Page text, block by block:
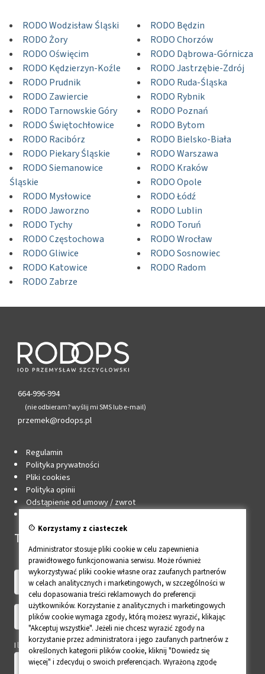
RODO Wodzisław Śląski
RODO Żory
RODO Oświęcim
RODO Kędzierzyn-Koźle
RODO Prudnik
RODO Zawiercie
RODO Tarnowskie Góry
RODO Świętochłowice
RODO Racibórz
RODO Piekary Śląskie
RODO Siemanowice
Śląskie
RODO Mysłowice
RODO Jaworzno
RODO Tychy
RODO Częstochowa
RODO Gliwice
RODO Katowice
RODO Zabrze
RODO Będzin
RODO Chorzów
RODO Dąbrowa-Górnicza
RODO Jastrzębie-Zdrój
RODO Ruda-Śląska
RODO Rybnik
RODO Poznań
RODO Bytom
RODO Bielsko-Biała
RODO Warszawa
RODO Kraków
RODO Opole
RODO Łódź
RODO Lublin
RODO Toruń
RODO Wrocław
RODO Sosnowiec
RODO Radom
664-996-994
(nie odbieram? wyślij mi SMS lub e-mail)
przemek@rodops.pl
Regulamin
Polityka prywatności
Pliki cookies
Polityka opinii
Odstąpienie od umowy / zwrot
Twoje konto
Ile to 2 + 4?
cookie Korzystamy z ciasteczek
Administrator stosuje pliki cookie w celu zapewnienia
prawidłowego funkcjonowania serwisu. Może również
wykorzystywać pliki cookie własne oraz zaufanych partnerów
w celach analitycznych i marketingowych, w szczególności w
celu dopasowania treści reklamowych do preferencji
użytkowników. Korzystanie z analitycznych i marketingowych
plików cookie wymaga zgody, którą możesz wyrazić, klikając
"Akceptuj wszystkie". Jeżeli nie chcesz wyrazić zgody na
korzystanie przez administratora i jego zaufanych partnerów z
określonych kategorii plików cookie, kliknij "Dowiedz się
więcej" i zdecyduj o swoich preferencjach. Wyrażoną zgodę